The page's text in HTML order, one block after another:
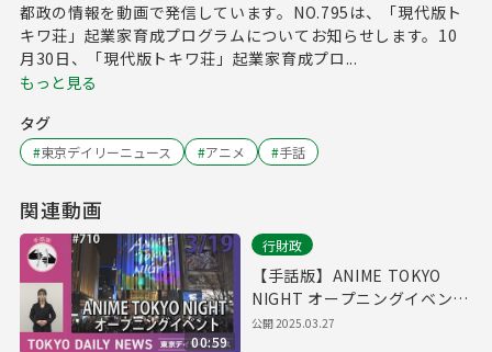
都政の情報を動画で発信しています。NO.795は、「現代版ト
キワ荘」起業家育成プログラムについてお知らせします。10
月30日、「現代版トキワ荘」起業家育成プロ...
もっと見る
タグ
#東京デイリーニュース #アニメ #手話
関連動画
00:59
行財政
【手話版】ANIME TOKYO
NIGHT オープニングイベント
（令和7年3月19日 東京デイリ
公開2025.03.27